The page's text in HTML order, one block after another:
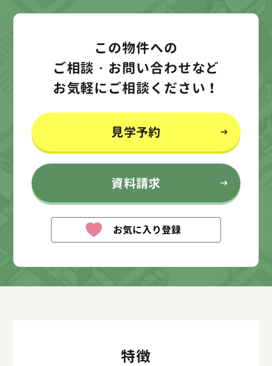
この物件への
ご相談・お問い合わせなど
お気軽にご相談ください！
見学予約
資料請求
お気に入り登録
特徴